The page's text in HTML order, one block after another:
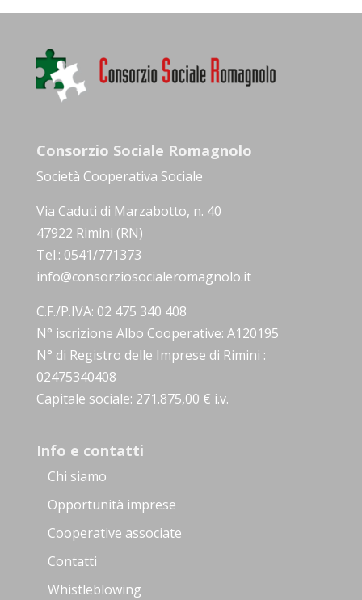
Consorzio Sociale Romagnolo
Società Cooperativa Sociale
Via Caduti di Marzabotto, n. 40
47922 Rimini (RN)
Tel.: 0541/771373
info@consorziosocialeromagnolo.it
C.F./P.IVA: 02 475 340 408
N° iscrizione Albo Cooperative: A120195
N° di Registro delle Imprese di Rimini :
02475340408
Capitale sociale: 271.875,00 € i.v.
Info e contatti
Chi siamo
Opportunità imprese
Cooperative associate
Contatti
Whistleblowing